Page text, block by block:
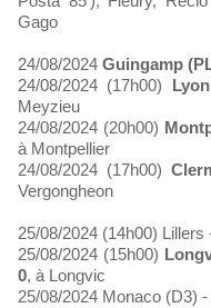
Gago
24/08/2024 Guingamp
24/08/2024 (17h00)
Meyzieu
24/08/2024 (20h00)
à Montpellier
24/08/2024 (17h00)
Vergongheon
25/08/2024 (14h00)
25/08/2024 (15h00)
0, à Longvic
25/08/2024 Monaco (D3)